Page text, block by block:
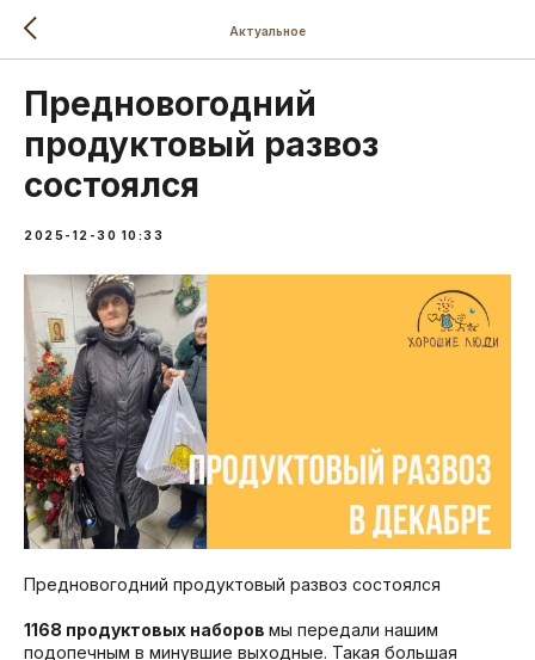
Актуальное
Предновогодний
продуктовый развоз
состоялся
2025-12-30 10:33
Предновогодний продуктовый развоз состоялся
1168 продуктовых наборов мы передали нашим
подопечным в минувшие выходные. Такая большая